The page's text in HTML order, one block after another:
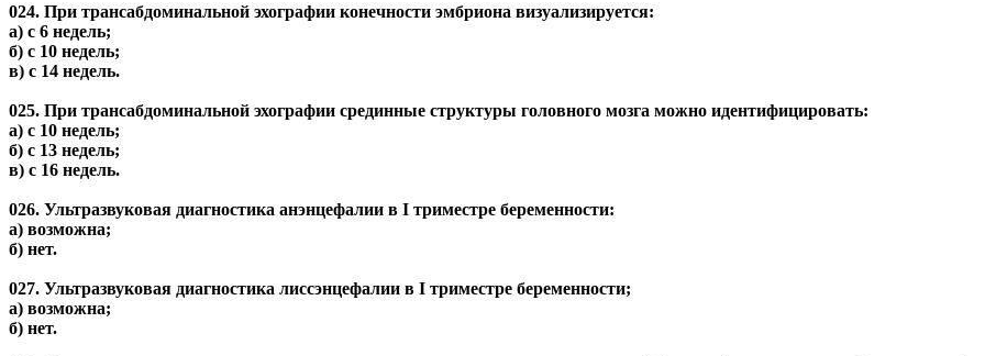
024. При трансабдоминальной эхографии конечности эмбриона визуализируется:
а) с 6 недель;
б) с 10 недель;
в) с 14 недель.
025. При трансабдоминальной эхографии срединные структуры головного мозга можно идентифицировать:
а) с 10 недель;
б) с 13 недель;
в) с 16 недель.
026. Ультразвуковая диагностика анэнцефалии в I триместре беременности:
а) возможна;
б) нет.
027. Ультразвуковая диагностика лиссэнцефалии в I триместре беременности;
а) возможна;
б) нет.